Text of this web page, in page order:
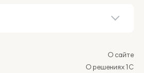
О сайте
О решениях 1С